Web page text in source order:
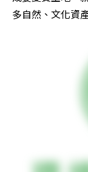
多自然、文化資